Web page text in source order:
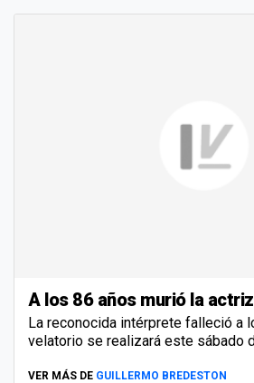
A los 86 años murió la
La reconocida intérprete falleció a
velatorio se realizará este sábado
VER MÁS DE GUILLERMO BREDESTON